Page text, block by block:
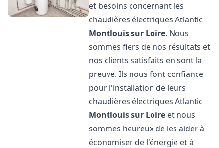
et besoins concernant les
chaudières électriques Atlantic
Montlouis sur Loire. Nous
sommes fiers de nos résultats et
nos clients satisfaits en sont la
preuve. Ils nous font confiance
pour l'installation de leurs
chaudières électriques Atlantic
Montlouis sur Loire et nous
sommes heureux de les aider à
économiser de l'énergie et à